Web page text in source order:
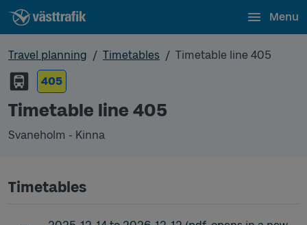
Menu
Travel planning Timetables
Timetable line 405
405
Timetable line 405
Svaneholm - Kinna
Timetables